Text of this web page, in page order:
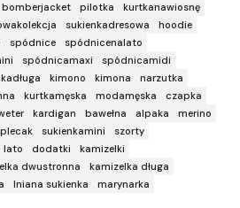
bomberjacket pilotka
kurtkanawiosnę
sukienkadresowa
hoodie
spódnice
spódnicenalato
spódnicamaxi
spódnicamidi
kimono kimona
narzutka
kurtkamęska modamęska
czapka
kardigan bawełna alpaka
merino
plecak sukienkamini
szorty
lato dodatki
kamizelki
dwustronna
kamizelka długa
lniana sukienka
marynarka